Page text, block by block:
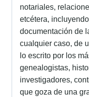
notariales,
etcétera,
documentación de
cualquier caso, de
lo escrito por los
genealogistas,
investigadores,
que goza de una